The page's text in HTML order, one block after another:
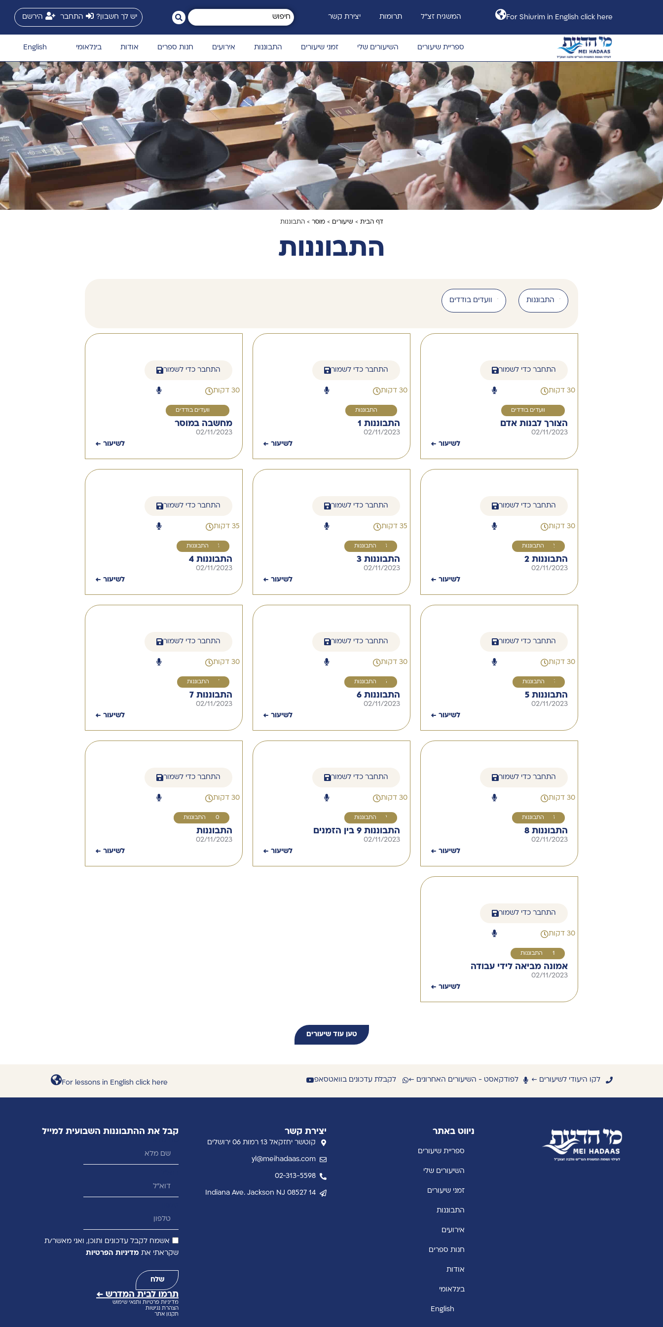
For Shiurim in English click here המשגיח זצ״ל תרומות יצירת קשר יש לך חשבון? התחבר הירשם
ספריית שיעורים השיעורים שלי זמני שיעורים התבוננות אירועים חנות ספרים אודות בינלאומי English
דף הבית > שיעורים >מוסר > התבוננות
התבוננות
התבוננות וועדים בודדים
התחבר כדי לשמור
30 דקות
וועדים בודדים
הצורך לבנות אדם
02/11/2023
לשיעור ←
התחבר כדי לשמור
30 דקות
התבוננות
התבוננות 1
02/11/2023
לשיעור ←
התחבר כדי לשמור
30 דקות
וועדים בודדים
מחשבה במוסר
02/11/2023
לשיעור ←
התחבר כדי לשמור
30 דקות
2 התבוננות
התבוננות 2
02/11/2023
לשיעור ←
התחבר כדי לשמור
35 דקות
3 התבוננות
התבוננות 3
02/11/2023
לשיעור ←
התחבר כדי לשמור
35 דקות
4 התבוננות
התבוננות 4
02/11/2023
לשיעור ←
התחבר כדי לשמור
30 דקות
5 התבוננות
התבוננות 5
02/11/2023
לשיעור ←
התחבר כדי לשמור
30 דקות
6 התבוננות
התבוננות 6
02/11/2023
לשיעור ←
התחבר כדי לשמור
30 דקות
7 התבוננות
התבוננות 7
02/11/2023
לשיעור ←
התחבר כדי לשמור
30 דקות
8 התבוננות
התבוננות 8
02/11/2023
לשיעור ←
התחבר כדי לשמור
30 דקות
9 התבוננות
התבוננות 9 בין הזמנים
02/11/2023
לשיעור ←
התחבר כדי לשמור
30 דקות
10 התבוננות
התבוננות
02/11/2023
לשיעור ←
התחבר כדי לשמור
30 דקות
11 התבוננות
אמונה מביאה לידי עבודה
02/11/2023
לשיעור ←
טען עוד שיעורים
לקו היעודי לשיעורים ← לפודקאסט - השיעורים האחרונים ← לקבלת עדכונים בוואטסאפ For lessons in English click here
ניווט באתר
ספריית שיעורים
השיעורים שלי
זמני שיעורים
התבוננות
אירועים
חנות ספרים
אודות
בינלאומי
English
יצירת קשר
קוטשר יחזקאל 13 רמות 06 ירושלים
yl@meihadaas.com
02-313-5598
14 Indiana Ave. Jackson NJ 08527
קבל את ההתבוננות השבועית למייל
אשמח לקבל עדכונים ותוכן, ואני מאשר/ת
שקראתי את מדיניות הפרטיות
שלח
תרמו לבית המדרש ←
מדיניות פרטיות ותנאי שימוש
הצהרת נגישות
תקנון אתר